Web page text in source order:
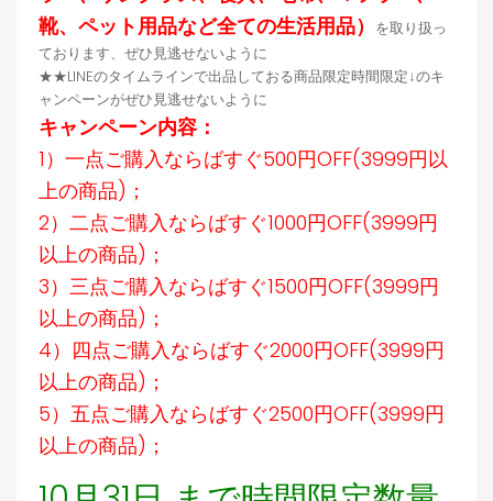
靴、ペット用品など全ての生活用品）
を取り扱っ
ております、ぜひ見逃せないように
★★LINEのタイムラインで出品しておる商品限定時間限定↓のキ
ャンペーンがぜひ見逃せないように
キャンペーン内容：
1）一点ご購入ならばすぐ500円OFF(3999円以
上の商品)；
2）二点ご購入ならばすぐ1000円OFF(3999円
以上の商品)；
3）三点ご購入ならばすぐ1500円OFF(3999円
以上の商品)；
4）四点ご購入ならばすぐ2000円OFF(3999円
以上の商品)；
5）五点ご購入ならばすぐ2500円OFF(3999円
以上の商品)；